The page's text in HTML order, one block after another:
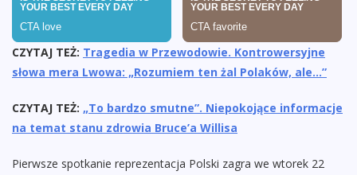
CZYTAJ TEŻ: Tragedia w Przewodowie. Kontrowersyjne
słowa mera Lwowa: „Rozumiem ten żal Polaków, ale…”
CZYTAJ TEŻ: „To bardzo smutne”. Niepokojące informacje
na temat stanu zdrowia Bruce’a Willisa
Pierwsze spotkanie reprezentacja Polski zagra we wtorek 22